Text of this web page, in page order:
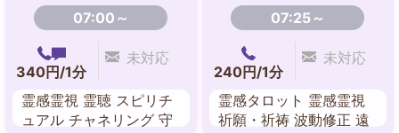
07:00～
340円/1分
未対応
霊感霊視 霊聴 スピリチ
ュアル チャネリング 守
07:25～
240円/1分
未対応
霊感タロット 霊感霊視
祈願・祈祷 波動修正 遠